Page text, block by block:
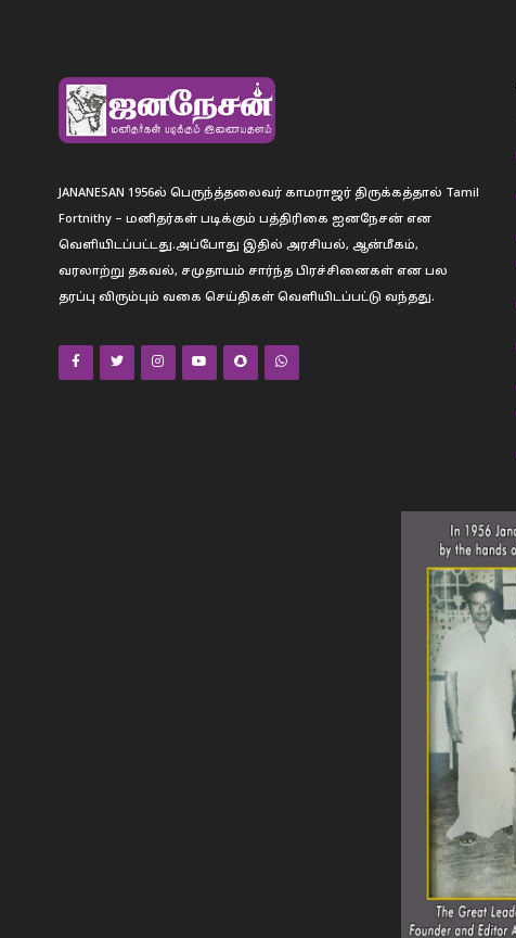
JANANESAN 1956ல் பெருந்த்தலைவர் காமராஜர் திருக்கத்தால் Tamil
Fortnithy – மனிதர்கள் படிக்கும் பத்திரிகை ஐனநேசன் என
வெளியிடப்பட்டது.அப்போது இதில் அரசியல், ஆன்மீகம்,
வரலாற்று தகவல், சமுதாயம் சார்ந்த பிரச்சினைகள் என பல
தரப்பு விரும்பும் வகை செய்திகள் வெளியிடப்பட்டு வந்தது.